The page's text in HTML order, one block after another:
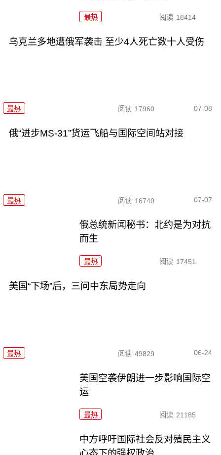
最热 阅读 18414
乌克兰多地遭俄军袭击 至少4人死亡数十人受伤
最热 阅读 17960 07-08
俄“进步MS-31”货运飞船与国际空间站对接
最热 阅读 16740 07-07
俄总统新闻秘书：北约是为对抗
而生
最热 阅读 17451
美国“下场”后，三问中东局势走向
最热 阅读 49829 06-24
美国空袭伊朗进一步影响国际空
运
最热 阅读 21185
中方呼吁国际社会反对殖民主义